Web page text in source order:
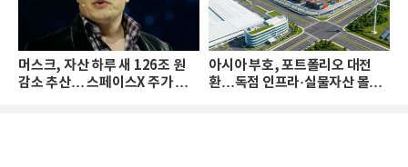
머스크, 자산 하루 새 126조 원
감소 추산… 스페이스X 주가 하
아시아 부호, 포트폴리오 대전
환…독점 인프라·실물자산 몰린